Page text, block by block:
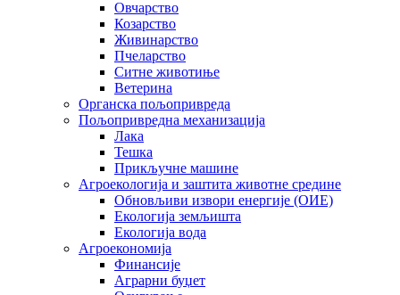
Овчарство
Козарство
Живинарство
Пчеларство
Ситне животиње
Ветерина
Органска пољопривреда
Пољопривредна механизација
Лака
Тешка
Прикључне машине
Агроекологија и заштита животне средине
Обновљиви извори енергије (ОИЕ)
Екологија земљишта
Екологија вода
Агроекономија
Финансије
Аграрни буџет